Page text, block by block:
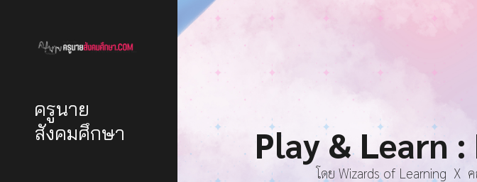
ครูนาย
สังคมศึกษา
Play & Learn
โดย Wizards of Learning X